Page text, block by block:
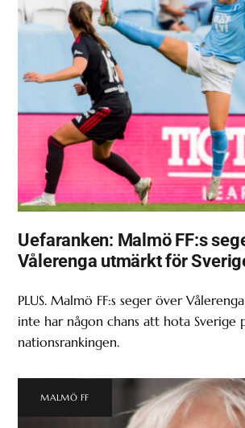
Uefaranken: Malmö FF:s
Vålerenga utmärkt för
PLUS. Malmö FF:s seger över
inte har någon chans att hota Sverige
nationsrankingen.
MALMÖ FF